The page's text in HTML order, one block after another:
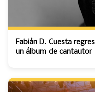
Fabián D. Cuesta
un álbum de cantautor